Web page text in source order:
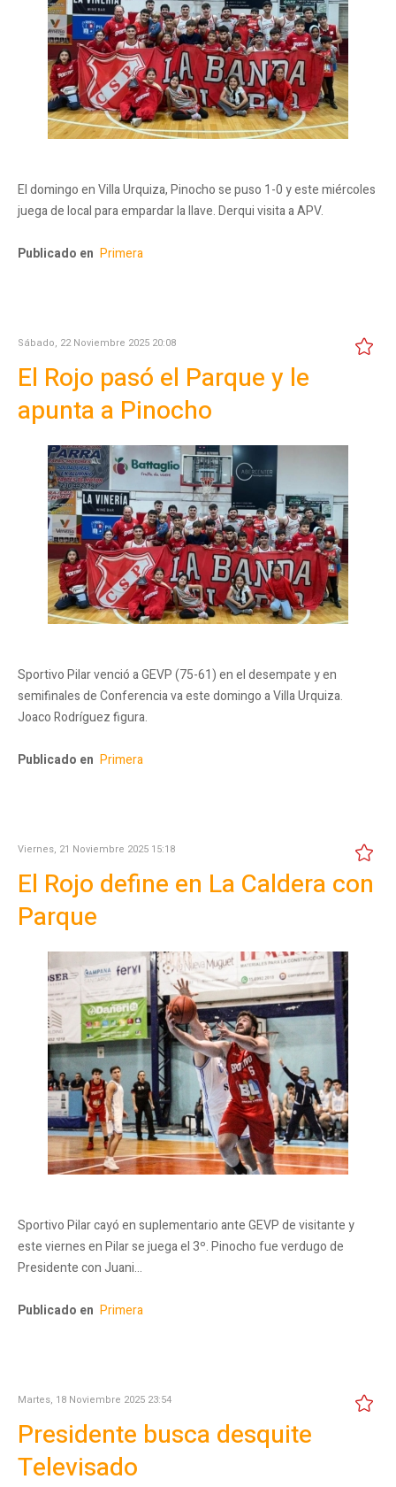
El domingo en Villa Urquiza, Pinocho se puso 1-0 y este miércoles
juega de local para empardar la llave. Derqui visita a APV.
Publicado en Primera
Sábado, 22 Noviembre 2025 20:08
El Rojo pasó el Parque y le
apunta a Pinocho
Sportivo Pilar venció a GEVP (75-61) en el desempate y en
semifinales de Conferencia va este domingo a Villa Urquiza.
Joaco Rodríguez figura.
Publicado en Primera
Viernes, 21 Noviembre 2025 15:18
El Rojo define en La Caldera con
Parque
Sportivo Pilar cayó en suplementario ante GEVP de visitante y
este viernes en Pilar se juega el 3º. Pinocho fue verdugo de
Presidente con Juani…
Publicado en Primera
Martes, 18 Noviembre 2025 23:54
Presidente busca desquite
Televisado